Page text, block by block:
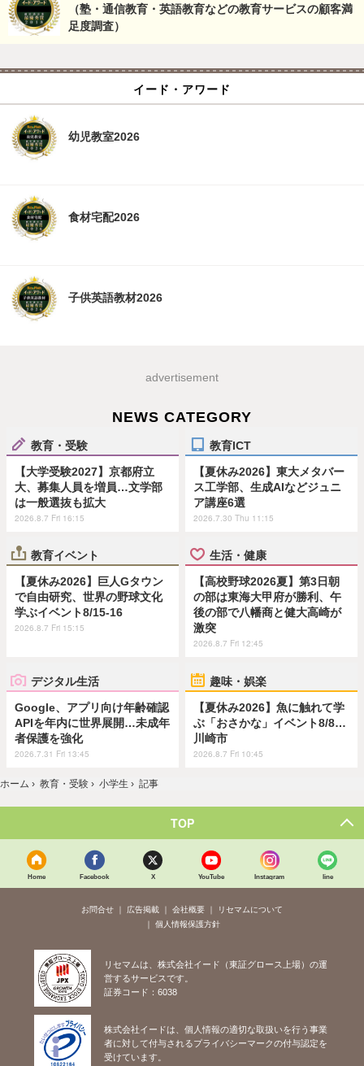
（塾・通信教育・英語教育などの教育サービスの顧客満
足度調査）
イード・アワード
幼児教室2026
食材宅配2026
子供英語教材2026
advertisement
NEWS CATEGORY
教育・受験
【大学受験2027】京都府立
大、募集人員を増員…文学部
は一般選抜も拡大
2026.8.7 Fri 16:15
教育ICT
【夏休み2026】東大メタバー
ス工学部、生成AIなどジュニ
ア講座6選
2026.7.30 Thu 11:15
教育イベント
【夏休み2026】巨人Gタウン
で自由研究、世界の野球文化
学ぶイベント8/15-16
2026.8.7 Fri 15:15
生活・健康
【高校野球2026夏】第3日朝
の部は東海大甲府が勝利、午
後の部で八幡商と健大高崎が
激突
2026.8.7 Fri 12:45
デジタル生活
Google、アプリ向け年齢確認
APIを年内に世界展開…未成年
者保護を強化
2026.7.31 Fri 13:45
趣味・娯楽
【夏休み2026】魚に触れて学
ぶ「おさかな」イベント8/8…
川崎市
2026.8.7 Fri 10:45
ホーム › 教育・受験 › 小学生 › 記事
TOP
Home Facebook X YouTube Instagram line
お問合せ 広告掲載 会社概要
リセマムについて
個人情報保護方針
リセマムは、株式会社イード（東証グロース上場）の運
営するサービスです。
証券コード：6038
株式会社イードは、個人情報の適切な取扱いを行う事業
者に対して付与されるプライバシーマークの付与認定を
受けています。